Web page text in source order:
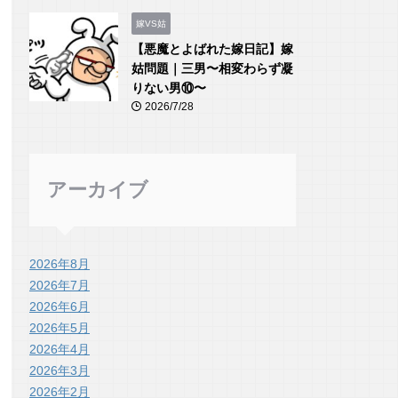
嫁VS姑
【悪魔とよばれた嫁日記】嫁
姑問題｜三男〜相変わらず凝
りない男⑩〜
2026/7/28
アーカイブ
2026年8月
2026年7月
2026年6月
2026年5月
2026年4月
2026年3月
2026年2月